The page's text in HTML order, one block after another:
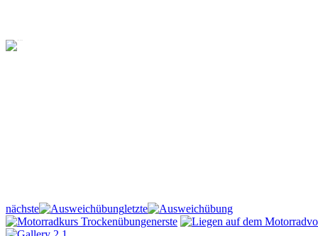
nächste
letzte
erste